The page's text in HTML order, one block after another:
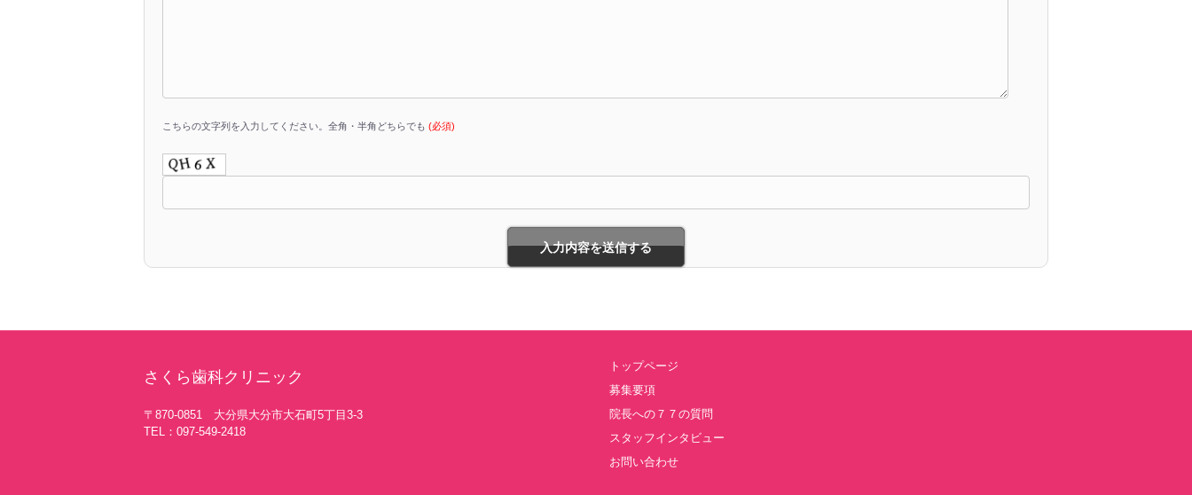
こちらの文字列を入力してください。全角・半角どちらでも (必須)
さくら歯科クリニック
〒870-0851 大分県大分市大石町5丁目3-3
TEL：097-549-2418
トップページ
募集要項
院長への７７の質問
スタッフインタビュー
お問い合わせ